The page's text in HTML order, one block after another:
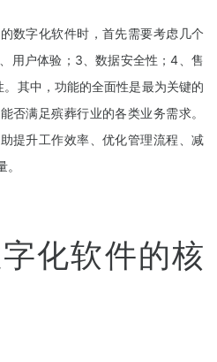
数字化软件时，首先需要考虑几个
用户体验；3、数据安全性；4、售
其中，功能的全面性是最为关键的
否满足殡葬行业的各类业务需求。
提升工作效率、优化管理流程、减
化软件的核